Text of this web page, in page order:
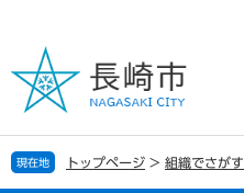
の
で
す
ー
ば
し
現在地 トップページ > 組織でさがす